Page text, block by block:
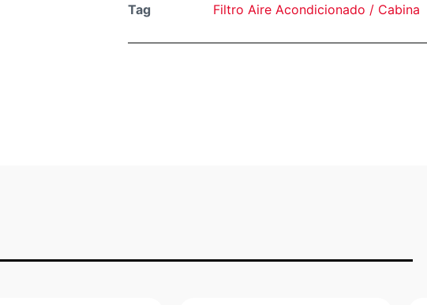
Tag
Filtro Aire Acondicionado / Cabina